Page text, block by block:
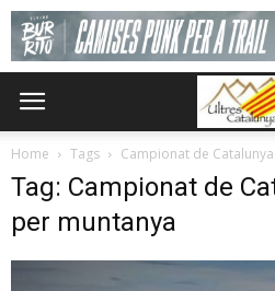
Home Tags Campionat de
Tag: Campionat de
per muntanya